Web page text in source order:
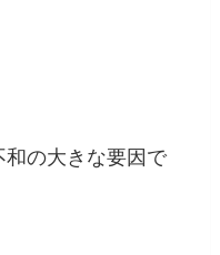
の大きな要因で